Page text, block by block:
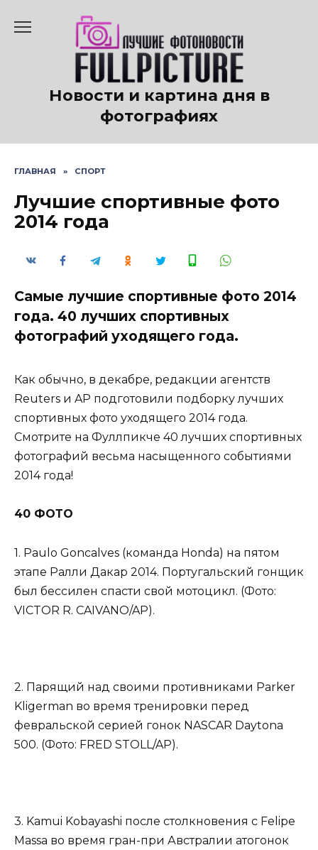
содержанию
Новости и картина дня в
фотографиях
ГЛАВНАЯ » СПОРТ
Лучшие спортивные фото
2014 года
Самые лучшие спортивные фото 2014
года. 40 лучших спортивных
фотографий уходящего года.
Как обычно, в декабре, редакции агентств
Reuters и AP подготовили подборку лучших
спортивных фото уходящего 2014 года.
Смотрите на Фуллпикче 40 лучших спортивных
фотографий весьма насыщенного событиями
2014 года!
40 ФОТО
1. Paulo Goncalves (команда Honda) на пятом
этапе Ралли Дакар 2014. Португальский гонщик
был бессилен спасти свой мотоцикл. (Фото:
VICTOR R. CAIVANO/AP).
2. Парящий над своими противниками Parker
Kligerman во время тренировки перед
февральской серией гонок NASCAR Daytona
500. (Фото: FRED STOLL/AP).
3. Kamui Kobayashi после столкновения с Felipe
Massa во время гран-при Австралии атогонок